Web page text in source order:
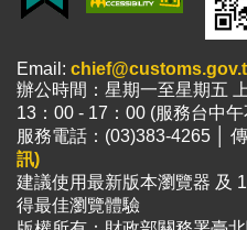
Email:
辦公時間：星期一至星期五
13：00 - 17：00 (服務台中
服務電話：(03)383-4265 │
訊)
建議使用最新版本瀏覽器 及
得最佳瀏覽體驗